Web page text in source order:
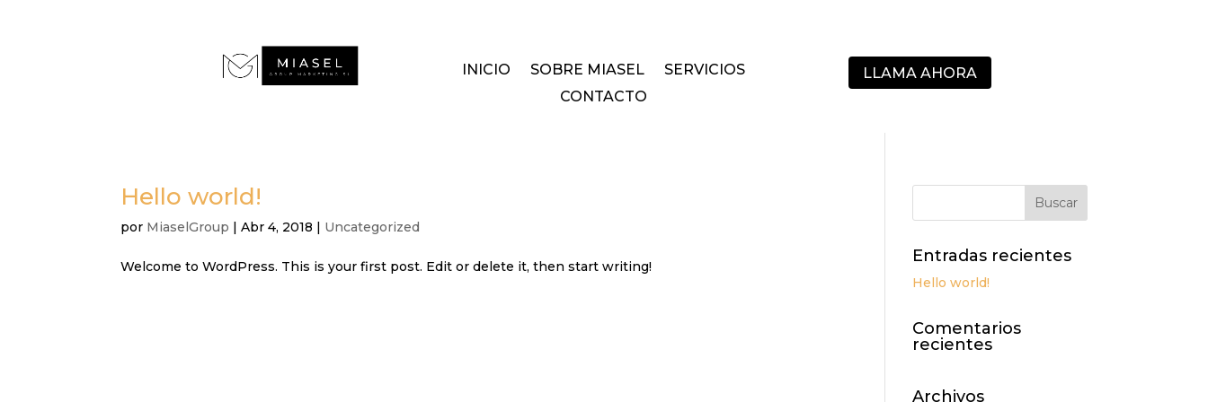
INICIO SOBRE MIASEL
SERVICIOS
CONTACTO
LLAMA AHORA
Hello world!
por MiaselGroup |Abr 4, 2018 | Uncategorized
Welcome to WordPress. This is your first post. Edit or delete it, then start writing!
Entradas recientes
Hello world!
Comentarios
recientes
Archivos